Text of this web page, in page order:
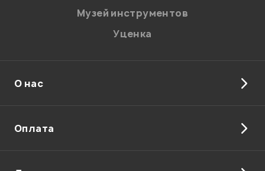
Музей инструментов
Уценка
О нас
Оплата